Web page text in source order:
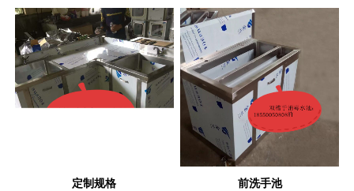
定制规格 前洗手池